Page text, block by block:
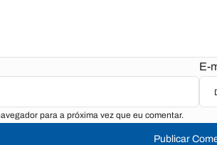
E-
para a próxima vez que eu comentar.
Publicar